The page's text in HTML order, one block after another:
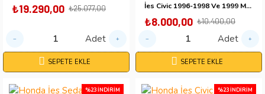
₺19.290,00 ₺25.077,00
Adet
SEPETE EKLE
İes Civic 1996-1998 Ve 1999 Model Uyumlu Makyajsız Kasa Usdm Far
₺8.000,00 ₺10.400,00
Adet
SEPETE EKLE
%23 İNDIRIM %23 İNDIRIM